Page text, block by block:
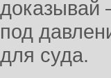
доказывай
под
для суда.